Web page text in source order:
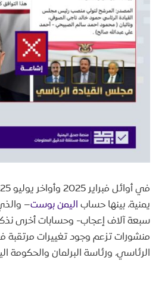
يمنية، بينها حساباليمن بوست–
سبعة آلاف إعجاب- وحسابات أخرى
منشورات تزعم وجود تغييرات
الرئاسي، ورئاسة البرلمان والحكومة